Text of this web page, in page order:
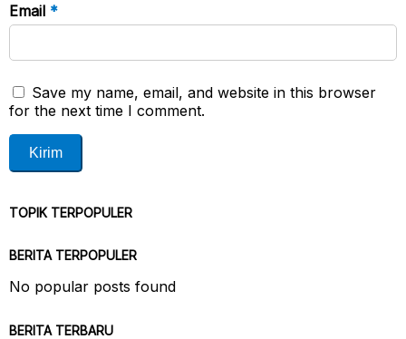
Email *
Save my name, email, and website in this browser
for the next time I comment.
TOPIK TERPOPULER
BERITA TERPOPULER
No popular posts found
BERITA TERBARU